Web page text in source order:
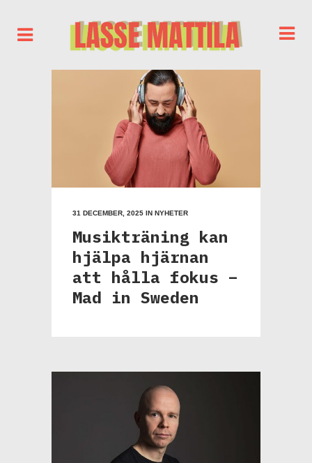
31 DECEMBER, 2025 IN NYHETER
Musikträning kan
hjälpa hjärnan
att hålla fokus –
Mad in Sweden